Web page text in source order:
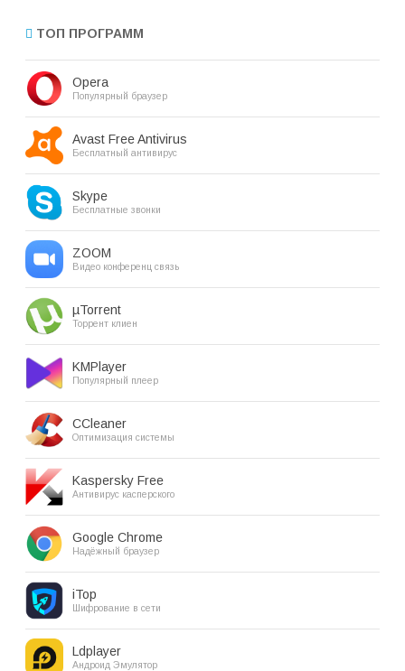
ТОП ПРОГРАММ
Opera
Популярный браузер
Avast Free Antivirus
Бесплатный антивирус
Skype
Бесплатные звонки
ZOOM
Видео конференц связь
µTorrent
Торрент клиен
KMPlayer
Популярный плеер
CCleaner
Оптимизация системы
Kaspersky Free
Антивирус касперского
Google Chrome
Надёжный браузер
iTop
Шифрование в сети
Ldplayer
Андроид Эмулятор